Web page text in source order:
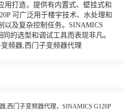
用打造，提供有内置式、壁挂式和
可广泛用于楼宇技术、水处理和
以及复杂控制任务。SINAMICS
的选型和调试工具而表现非凡。
频器,西门子变频器代理
,西门子变频器代理，SINAMICS G120P